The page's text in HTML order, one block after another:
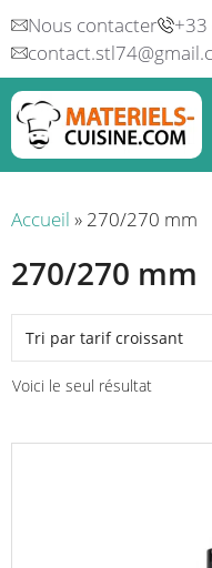
Aller
au
contenu
Nous contacter
+33
Accueil » 270/270 mm
270/270 mm
Voici le seul résultat